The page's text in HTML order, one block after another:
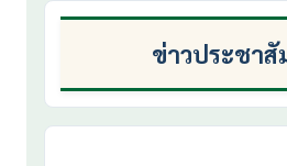
ข่าวประชา